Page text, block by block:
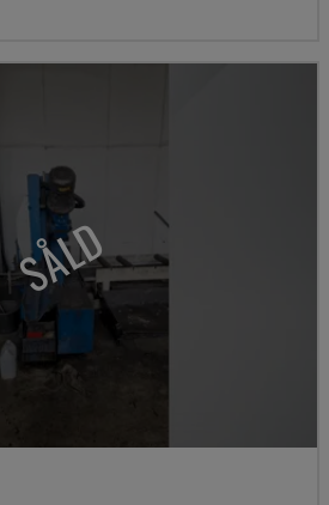
SÅLD